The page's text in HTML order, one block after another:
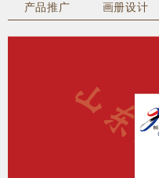
产品推广 画册设计